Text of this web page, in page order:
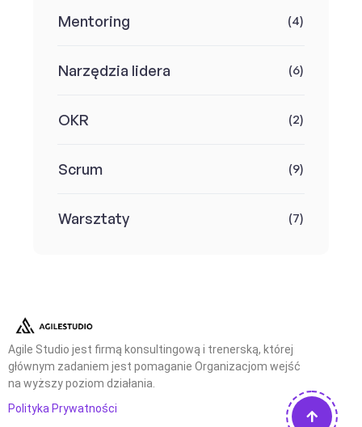
Mentoring (4)
Narzędzia lidera (6)
OKR (2)
Scrum (9)
Warsztaty (7)
Agile Studio jest firmą konsultingową i trenerską, której
głównym zadaniem jest pomaganie Organizacjom wejść
na wyższy poziom działania.
Polityka Prywatności